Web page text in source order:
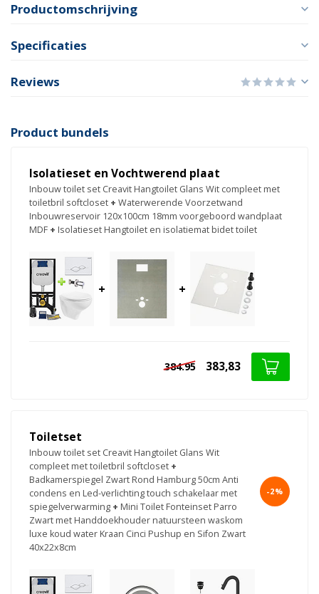
Productomschrijving
Specificaties
Reviews
Product bundels
Isolatieset en Vochtwerend plaat
Inbouw toilet set Creavit Hangtoilet Glans Wit compleet met
toiletbril softcloset + Waterwerende Voorzetwand
Inbouwreservoir 120x100cm 18mm voorgeboord wandplaat
MDF + Isolatieset Hangtoilet en isolatiemat bidet toilet
+ +
384.95 383,83
Toiletset
Inbouw toilet set Creavit Hangtoilet Glans Wit
compleet met toiletbril softcloset +
Badkamerspiegel Zwart Rond Hamburg 50cm Anti
condens en Led-verlichting touch schakelaar met
spiegelverwarming + Mini Toilet Fonteinset Parro
Zwart met Handdoekhouder natuursteen waskom
luxe koud water Kraan Cinci Pushup en Sifon Zwart
40x22x8cm
-2%